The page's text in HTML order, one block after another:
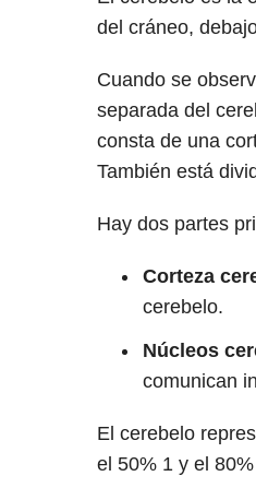
del cráneo,
Cuando se
separada del
consta de una
También está
Hay dos partes
Corteza
cerebelo.
Núcleos
comunican
El cerebelo
el 50% 1y el 80%